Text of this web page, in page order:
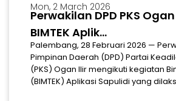
Mon, 2 March 2026
Perwakilan DPD PKS
BIMTEK Aplik...
Palembang, 28 Februari 2026 —
Pimpinan Daerah (DPD) Partai
(PKS) Ogan Ilir mengikuti kegiatan
(BIMTEK) Aplikasi Sapulidi yang